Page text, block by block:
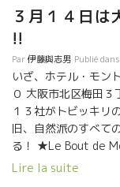
３月１４日は
!!
Par伊藤與志男 Publié dans
いざ、ホテル・モ
０ 大阪市北区梅田
１３社がトビッキリ
旧、自然派のすべて
る！ ★Le Bout de
ード・ラフィット
Lire la suite